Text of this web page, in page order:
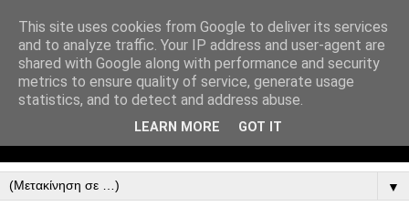
▼
This site uses cookies from Google to deliver its services
and to analyze traffic. Your IP address and user-agent are
shared with Google along with performance and security
metrics to ensure quality of service, generate usage
statistics, and to detect and address abuse.
LEARN MORE GOT IT